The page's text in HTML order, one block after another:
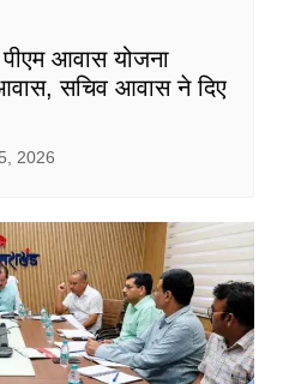
आवास योजना
सचिव आवास ने दिए
2026